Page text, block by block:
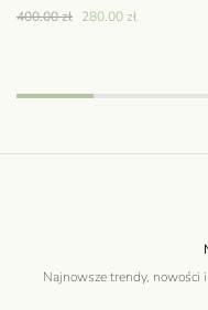
400.00zł 280.00zł
Najnowsze trendy, nowości